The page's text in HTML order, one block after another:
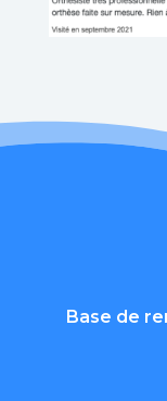
Base de